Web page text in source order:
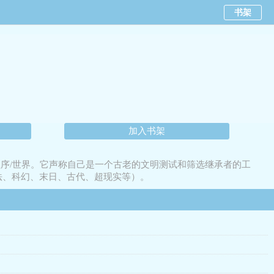
书架
加入书架
/世界。它声称自己是一个古老的文明测试和筛选继承者的工
科幻、末日、古代、超现实等）。